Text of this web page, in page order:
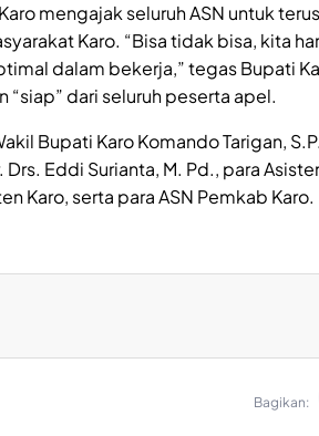
mengajak seluruh ASN untuk
Karo. “Bisa tidak bisa, kita
dalam bekerja,” tegas Bupati
dari seluruh peserta apel.
Bupati Karo Komando Tarigan,
Drs. Eddi Surianta, M. Pd., para
Karo, serta para ASN Pemkab Karo.
Bagikan: